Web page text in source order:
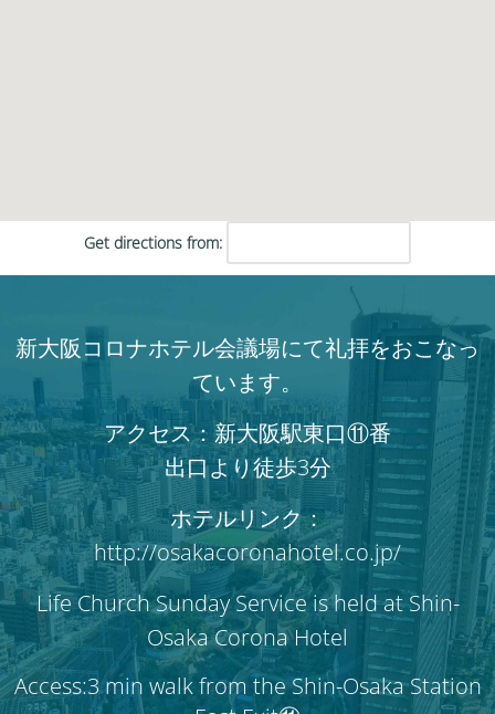
Get directions from:
新大阪コロナホテル会議場にて礼拝をおこなっ
ています。
アクセス：新大阪駅東口⑪番
出口より徒歩3分
ホテルリンク：
http://osakacoronahotel.co.jp/
Life Church Sunday Service is held at Shin-
Osaka Corona Hotel
Access:3 min walk from the Shin-Osaka Station